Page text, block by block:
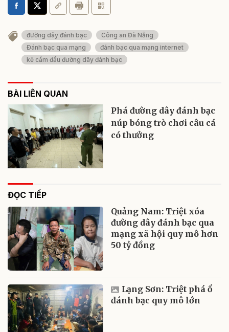
đường dây đánh bạc
Công an Đà Nẵng
Đánh bạc qua mạng
đánh bạc qua mạng internet
kẻ cầm đầu đường dây đánh bạc
BÀI LIÊN QUAN
Phá đường dây đánh bạc
núp bóng trò chơi câu cá
có thưởng
ĐỌC TIẾP
Quảng Nam: Triệt xóa
đường dây đánh bạc qua
mạng xã hội quy mô hơn
50 tỷ đồng
Lạng Sơn: Triệt phá ổ
đánh bạc quy mô lớn